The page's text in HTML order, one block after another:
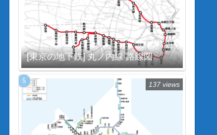
[東京の地下鉄] 丸ノ内線 路線図
137 views